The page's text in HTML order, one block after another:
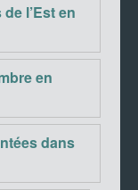
l’Est en
en
dans